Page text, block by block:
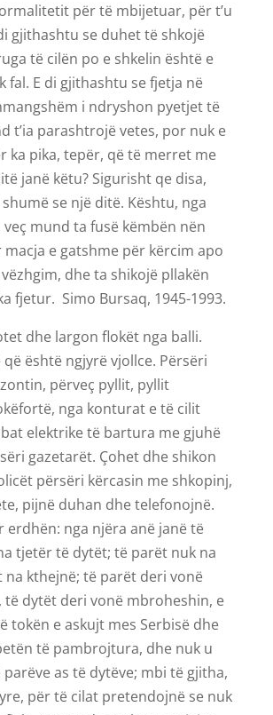
për të mbijetuar, për t’u
gjithashtu se duhet të shkojë
të cilën po e shkelin është e
fal. E di gjithashtu se fjetja në
i ndryshon pyetjet të
t’ia parashtrojë vetes, por nuk e
ka pika, tepër, që të merret me
janë këtu? Sigurisht qe disa,
se një ditë. Kështu, nga
mund ta fusë këmbën nën
macja e gatshme për kërcim apo
dhe ta shikojë pllakën
fjetur. Simo Bursaq, 1945-1993.
dhe largon flokët nga balli.
që është ngjyrë vjollce. Përsëri
përveç pyllit, pyllit
nga konturat e të cilit
elektrike të bartura me gjuhë
gazetarët. Çohet dhe shikon
përsëri kërcasin me shkopinj,
pijnë duhan dhe telefonojnë.
erdhën: nga njëra anë janë të
tjetër të dytët; të parët nuk na
na kthejnë; të parët deri vonë
të dytët deri vonë mbroheshin, e
tokën e askujt mes Serbisë dhe
të pambrojtura, dhe nuk u
as të dytëve; mbi të gjitha,
për të cilat pretendojnë se nuk